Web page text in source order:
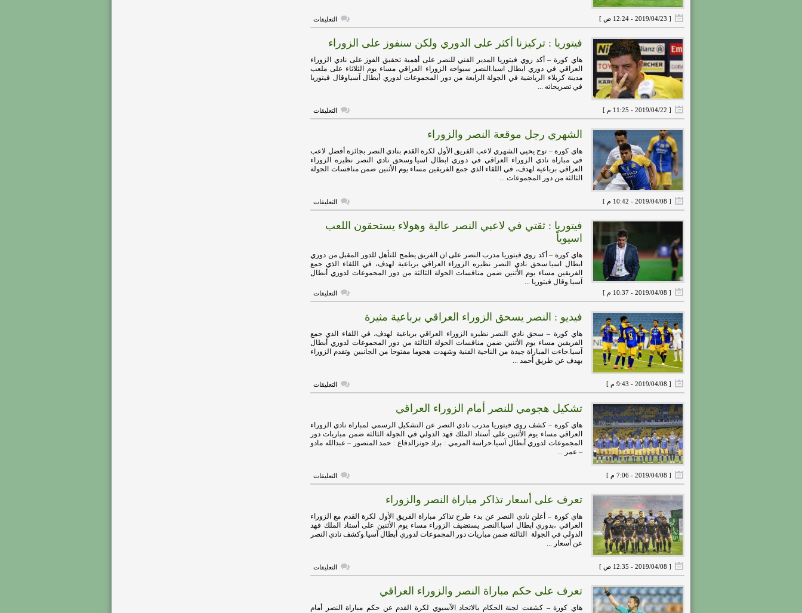
[ 2019/04/23 - 12:24 ص ] التعليقاتعلى
فيتوريا
أمام
مغلقة
فيتوريا : تركيزنا أكثر على الدوري ولكن سنفوز على الزوراء
هاي كورة – أكد روي فيتوريا المدير الفني للنصر على أهمية تحقيق الفوز على نادي الزوراء
العراقي في دوري ابطال اسيا.النصر سيواجه الزوراء العراقي مساء يوم الثلاثاء على ملعب
مدينة كربلاء الرياضية في الجولة الرابعة من دور المجموعات لدوري أبطال آسياوقال فيتوريا
في تصريحاته ...
[ 2019/04/22 - 11:25 م ] التعليقاتعلى
فيتوريا
الدوري
ولكن
سنفوز
الشهري رجل موقعة النصر والزوراء
هاي كورة – توج يحيي الشهري لاعب الفريق الأول لكرة القدم بنادي النصر بجائزة أفضل لاعب
في مباراة نادي الزوراء العراقي في دوري ابطال اسيا.وسحق نادي النصر نظيره الزوراء
العراقي برباعية لهدف، في اللقاء الذي جمع الفريقين مساء يوم الأثنين ضمن منافسات الجولة
الثالثة من دور المجموعات ...
[ 2019/04/08 - 10:42 م ] التعليقاتعلى
الشهري
فيتوريا : ثقتي في لاعبي النصر عالية وهولاء يستحقون اللعب
اسيوياً
هاي كورة – أكد روي فيتوريا مدرب النصر على ان الفريق يطمح للتأهل للدور المقبل من دوري
ابطال اسيا.سحق نادي النصر نظيره الزوراء العراقي برباعية لهدف، في اللقاء الذي جمع
الفريقين مساء يوم الأثنين ضمن منافسات الجولة الثالثة من دور المجموعات لدوري أبطال
آسيا.وقال فيتوريا ...
[ 2019/04/08 - 10:37 م ] التعليقاتعلى
فيتوريا
النصر
عالية
وهولاء
مغلقة
فيديو : النصر يسحق الزوراء العراقي برباعية مثيرة
هاي كورة – سحق نادي النصر نظيره الزوراء العراقي برباعية لهدف، في اللقاء الذي جمع
الفريقين مساء يوم الأثنين ضمن منافسات الجولة الثالثة من دور المجموعات لدوري أبطال
آسيا.جاءت المباراة جيدة من الناحية الفنية وشهدت هجوما مفتوحا من الجانبين وتقدم الزوراء
بهدف عن طريق أحمد ...
[ 2019/04/08 - 9:43 م ] التعليقاتعلى
فيديو
العراقي
برباعية
مثيرة
تشكيل هجومي للنصر أمام الزوراء العراقي
هاي كورة – كشف روي فيتوريا مدرب نادي النصر عن التشكيل الرسمي لمباراة نادي الزوراء
العراقي مساء يوم الأثنين على أستاد الملك فهد الدولي في الجولة الثالثة ضمن مباريات دور
المجموعات لدوري أبطال آسيا.حراسة المرمي : براد جونزالدفاع : حمد المنصور – عبدالله مادو
– عمر ...
[ 2019/04/08 - 7:06 م ] التعليقاتعلى
تشكيل
الزوراء
مغلقة
تعرف على أسعار تذاكر مباراة النصر والزوراء
هاي كورة – أعلن نادي النصر عن بدء طرح تذاكر مباراة الفريق الأول لكرة القدم مع الزوراء
العراقي ،بدوري ابطال اسيا.النصر يستضيف الزوراء مساء يوم الأثنين على أستاد الملك فهد
الدولي في الجولة الثالثة ضمن مباريات دور المجموعات لدوري أبطال آسيا.وكشف نادي النصر
عن أسعار ...
[ 2019/04/08 - 12:35 ص ] التعليقاتعلى
تعرف
تعرف على حكم مباراة النصر والزوراء العراقي
هاي كورة – كشفت لجنة الحكام بالاتحاد الآسيوي لكرة القدم عن حكم مباراة النصر أمام